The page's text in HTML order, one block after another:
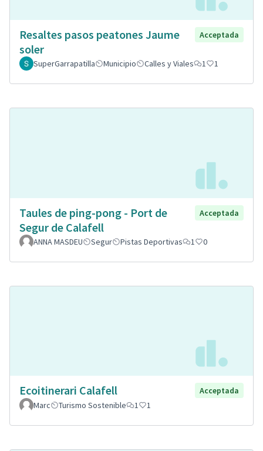
Resaltes pasos peatones Jaume
soler
Acceptada
SuperGarrapatilla Municipio Calles y Viales 1 1
Taules de ping-pong - Port de
Segur de Calafell
Acceptada
ANNA MASDEU Segur Pistas Deportivas 1 0
Ecoitinerari Calafell
Acceptada
Marc
Turismo Sostenible 1 1